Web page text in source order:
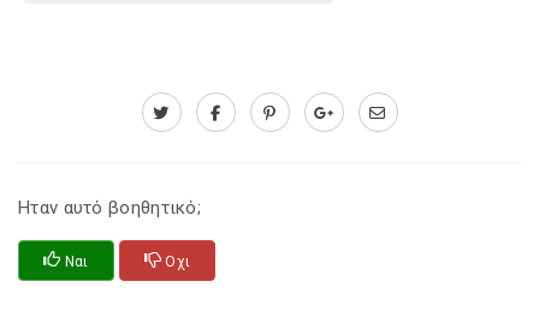
Ηταν αυτό βοηθητικό;
Ναι Οχι